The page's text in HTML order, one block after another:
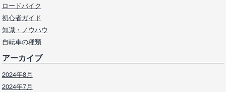
ロードバイク
初心者ガイド
知識・ノウハウ
自転車の種類
アーカイブ
2024年8月
2024年7月